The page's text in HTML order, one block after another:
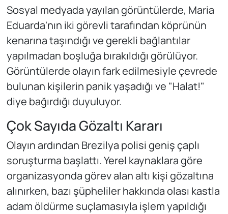
Sosyal medyada yayılan görüntülerde, Maria
Eduarda'nın iki görevli tarafından köprünün
kenarına taşındığı ve gerekli bağlantılar
yapılmadan boşluğa bırakıldığı görülüyor.
Görüntülerde olayın fark edilmesiyle çevrede
bulunan kişilerin panik yaşadığı ve "Halat!"
diye bağırdığı duyuluyor.
Çok Sayıda Gözaltı Kararı
Olayın ardından Brezilya polisi geniş çaplı
soruşturma başlattı. Yerel kaynaklara göre
organizasyonda görev alan altı kişi gözaltına
alınırken, bazı şüpheliler hakkında olası kastla
adam öldürme suçlamasıyla işlem yapıldığı